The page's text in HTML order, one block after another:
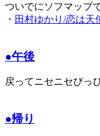
ついでにソフマップ
・ 田村ゆかり/恋は天
●午後
戻ってニセニセぴっ
●帰り